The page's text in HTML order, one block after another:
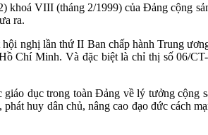
VIII (tháng 2/1999) của Đảng cộng
ra.
nghị lần thứ II Ban chấp hành Trung
Chí Minh. Và đặc biệt là chỉ thị số 06/
dục trong toàn Đảng về lý tưởng
huy dân chủ, nâng cao đạo đức cách